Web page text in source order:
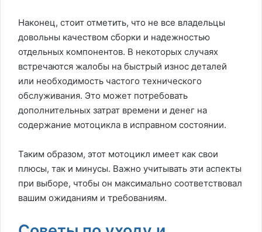
Наконец, стоит отметить, что не все владельцы
довольны качеством сборки и надежностью
отдельных компонентов. В некоторых случаях
встречаются жалобы на быстрый износ деталей
или необходимость частого технического
обслуживания. Это может потребовать
дополнительных затрат времени и денег на
содержание мотоцикла в исправном состоянии.
Таким образом, этот мотоцикл имеет как свои
плюсы, так и минусы. Важно учитывать эти аспекты
при выборе, чтобы он максимально соответствовал
вашим ожиданиям и требованиям.